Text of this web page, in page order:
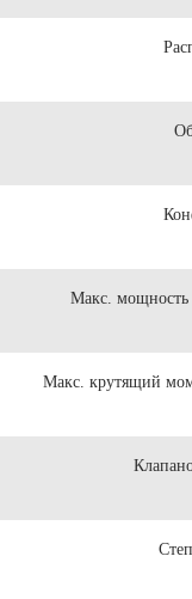
Макс.
Макс. крутящий